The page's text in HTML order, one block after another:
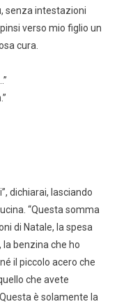
senza intestazioni
verso mio figlio un
cura.
dichiarai, lasciando
“Questa somma
di Natale, la spesa
benzina che ho
il piccolo acero che
che avete
è solamente la